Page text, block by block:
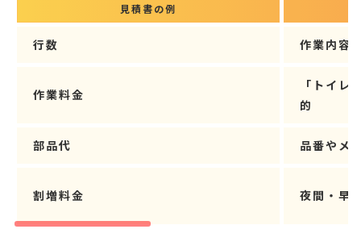
見積書の例
行数 作業内容
作業料金
「トイレ
的
部品代 品番やメ
割増料金 夜間・早